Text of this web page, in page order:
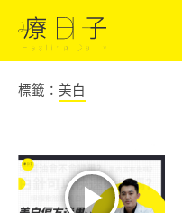
標籤： 美白